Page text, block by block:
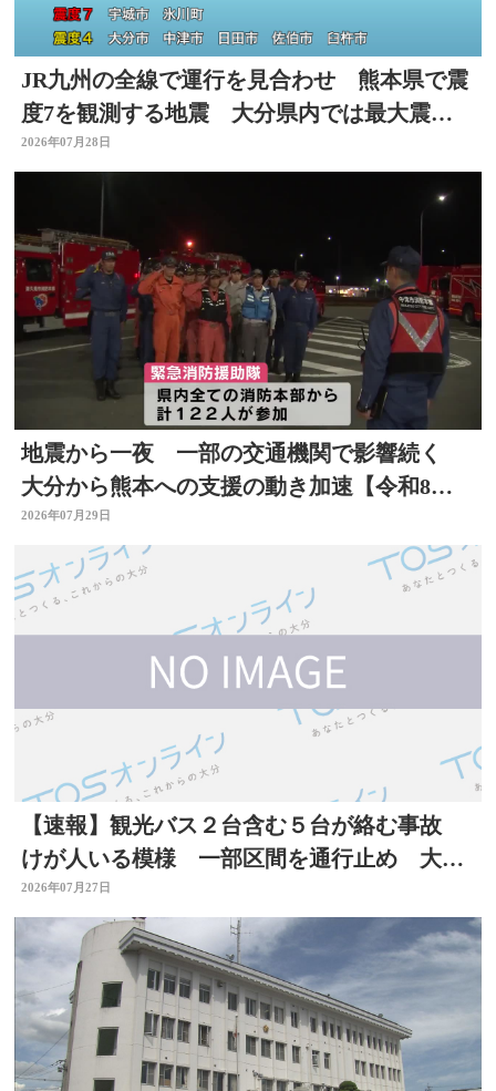
JR九州の全線で運行を見合わせ 熊本県で震
度7を観測する地震 大分県内では最大震度4
を観測
2026年07月28日
地震から一夜 一部の交通機関で影響続く
大分から熊本への支援の動き加速【令和8年
熊本地震】
2026年07月29日
【速報】観光バス２台含む５台が絡む事故
けが人いる模様 一部区間を通行止め 大分
自動車道
2026年07月27日